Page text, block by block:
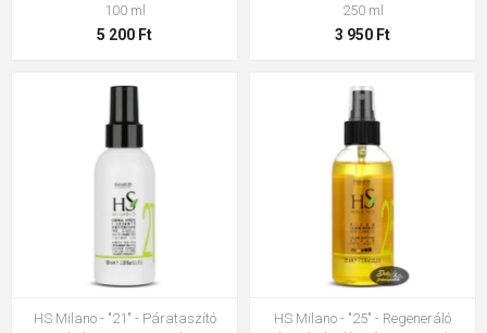
100 ml
5 200 Ft
250 ml
3 950 Ft
HS Milano - "21" - Párataszító
HS Milano - "25" - Regeneráló